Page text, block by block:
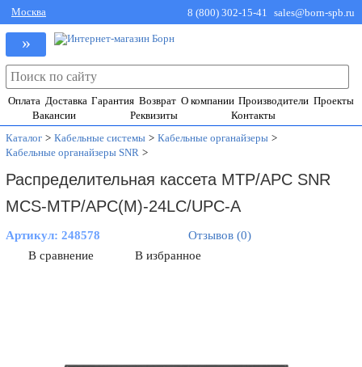
Москва 8 (800) 302-15-41 sales@born-spb.ru
»
Оплата Доставка Гарантия Возврат О компании Производители Проекты
Вакансии
Реквизиты
Контакты
Каталог > Кабельные системы > Кабельные органайзеры >
Кабельные органайзеры SNR >
Распределительная кассета MTP/APC SNR
MCS-MTP/APC(M)-24LC/UPC-A
Артикул:248578
Отзывов (0)
В сравнение
В избранное